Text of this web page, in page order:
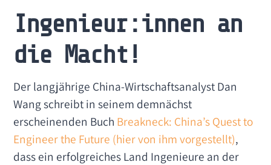
Ingenieur:innen an
die Macht!
Der langjährige China-Wirtschaftsanalyst Dan
Wang schreibt in seinem demnächst
erscheinenden Buch Breakneck: China’s Quest to
Engineer the Future (hier von ihm vorgestellt),
dass ein erfolgreiches Land Ingenieure an der